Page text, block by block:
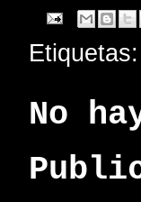
Etiquetas:
No